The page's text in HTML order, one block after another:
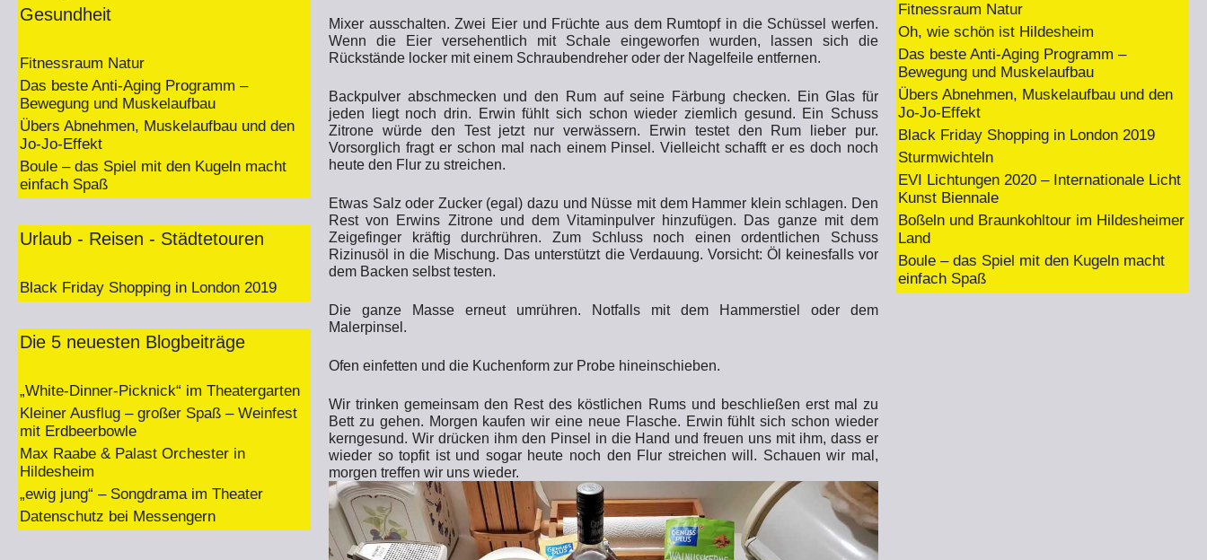
Mixer ausschalten. Zwei Eier und Früchte aus dem Rumtopf in die Schüssel werfen.
Wenn die Eier versehentlich mit Schale eingeworfen wurden, lassen sich die
Rückstände locker mit einem Schraubendreher oder der Nagelfeile entfernen.
Backpulver abschmecken und den Rum auf seine Färbung checken. Ein Glas für
jeden liegt noch drin. Erwin fühlt sich schon wieder ziemlich gesund. Ein Schuss
Zitrone würde den Test jetzt nur verwässern. Erwin testet den Rum lieber pur.
Vorsorglich fragt er schon mal nach einem Pinsel. Vielleicht schafft er es doch noch
heute den Flur zu streichen.
Etwas Salz oder Zucker (egal) dazu und Nüsse mit dem Hammer klein schlagen. Den
Rest von Erwins Zitrone und dem Vitaminpulver hinzufügen. Das ganze mit dem
Zeigefinger kräftig durchrühren. Zum Schluss noch einen ordentlichen Schuss
Rizinusöl in die Mischung. Das unterstützt die Verdauung. Vorsicht: Öl keinesfalls vor
dem Backen selbst testen.
Die ganze Masse erneut umrühren. Notfalls mit dem Hammerstiel oder dem
Malerpinsel.
Ofen einfetten und die Kuchenform zur Probe hineinschieben.
Wir trinken gemeinsam den Rest des köstlichen Rums und beschließen erst mal zu
Bett zu gehen. Morgen kaufen wir eine neue Flasche. Erwin fühlt sich schon wieder
kerngesund. Wir drücken ihm den Pinsel in die Hand und freuen uns mit ihm, dass er
wieder so topfit ist und sogar heute noch den Flur streichen will. Schauen wir mal,
morgen treffen wir uns wieder.
Gesundheit
Fitnessraum Natur
Das beste Anti-Aging Programm –
Bewegung und Muskelaufbau
Übers Abnehmen, Muskelaufbau und den
Jo-Jo-Effekt
Boule – das Spiel mit den Kugeln macht
einfach Spaß
Urlaub - Reisen - Städtetouren
Black Friday Shopping in London 2019
Die 5 neuesten Blogbeiträge
„White-Dinner-Picknick“ im Theatergarten
Kleiner Ausflug – großer Spaß – Weinfest
mit Erdbeerbowle
Max Raabe & Palast Orchester in
Hildesheim
„ewig jung“ – Songdrama im Theater
Datenschutz bei Messengern
Fitnessraum Natur
Oh, wie schön ist Hildesheim
Das beste Anti-Aging Programm –
Bewegung und Muskelaufbau
Übers Abnehmen, Muskelaufbau und den
Jo-Jo-Effekt
Black Friday Shopping in London 2019
Sturmwichteln
EVI Lichtungen 2020 – Internationale Licht
Kunst Biennale
Boßeln und Braunkohltour im Hildesheimer
Land
Boule – das Spiel mit den Kugeln macht
einfach Spaß